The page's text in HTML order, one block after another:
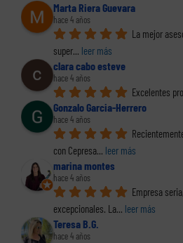
Marta Riera Guevara
hace 4 años
La mejor
super... leer más
clara cabo esteve
hace 4 años
Excelentes
Gonzalo Garcia-Herrero
hace 4 años
con Cepresa... leer más
marina montes
hace 4 años
Empresa
excepcionales. La... leer más
Teresa B.G.
hace 4 años